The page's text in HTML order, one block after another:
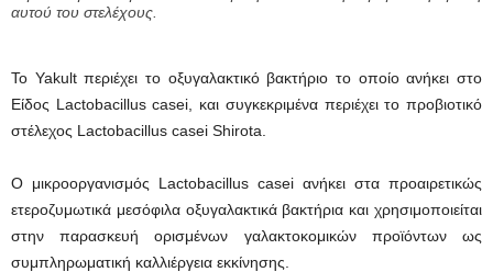
αυτού του στελέχους.
Το Yakult περιέχει το οξυγαλακτικό βακτήριο το οποίο ανήκει στο
Είδος Lactobacillus casei, και συγκεκριμένα περιέχει το προβιοτικό
στέλεχος Lactobacillus casei Shirota.
Ο μικροοργανισμός Lactobacillus casei ανήκει στα προαιρετικώς
ετεροζυμωτικά μεσόφιλα οξυγαλακτικά βακτήρια και χρησιμοποιείται
στην παρασκευή ορισμένων γαλακτοκομικών προϊόντων ως
συμπληρωματική καλλιέργεια εκκίνησης.